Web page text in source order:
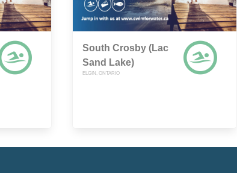
South Crosby (Lac
Sand Lake)
ELGIN, ONTARIO